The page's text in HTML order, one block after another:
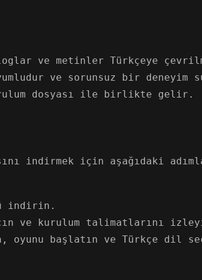
ve metinler Türkçeye
ve sorunsuz bir deneyim
dosyası ile birlikte gelir.
indirmek için aşağıdaki
indirin.
ve kurulum talimatlarını
oyunu başlatın ve Türkçe dil